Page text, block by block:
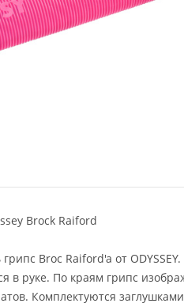
Brock Raiford
Broc Raiford'a от
в руке. По краям грипс
Комплектуются заглушками